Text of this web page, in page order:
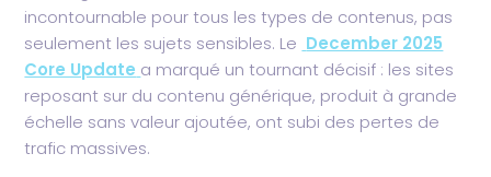
incontournable pour tous les types de contenus, pas
seulement les sujets sensibles. Le December 2025
Core Update a marqué un tournant décisif : les sites
reposant sur du contenu générique, produit à grande
échelle sans valeur ajoutée, ont subi des pertes de
trafic massives.